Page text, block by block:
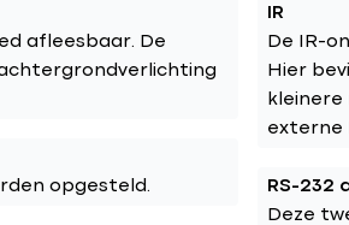
afleesbaar. De
opgesteld.
IR
De IR-
Hier
externe
RS-232
Deze